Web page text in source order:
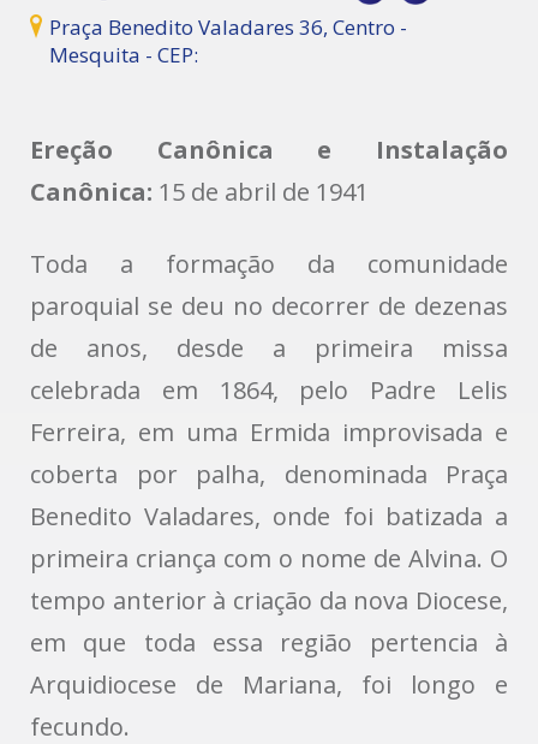
Praça Benedito Valadares 36, Centro -
Mesquita - CEP:
Ereção Canônica e Instalação
Canônica: 15 de abril de 1941
Toda a formação da comunidade
paroquial se deu no decorrer de dezenas
de anos, desde a primeira missa
celebrada em 1864, pelo Padre Lelis
Ferreira, em uma Ermida improvisada e
coberta por palha, denominada Praça
Benedito Valadares, onde foi batizada a
primeira criança com o nome de Alvina. O
tempo anterior à criação da nova Diocese,
em que toda essa região pertencia à
Arquidiocese de Mariana, foi longo e
fecundo.